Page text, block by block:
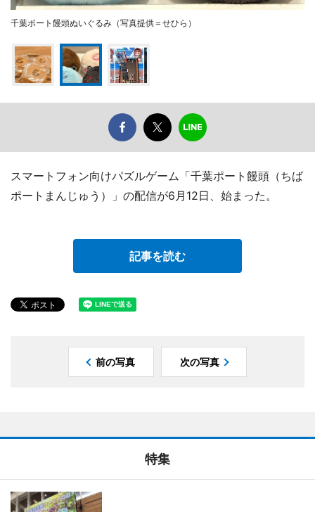
千葉ポート饅頭ぬいぐるみ（写真提供＝せひら）
スマートフォン向けパズルゲーム「千葉ポート饅頭（ちば
ポートまんじゅう）」の配信が6月12日、始まった。
記事を読む
前の写真 次の写真
特集